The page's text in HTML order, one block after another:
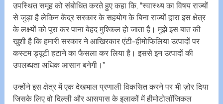
उपस्थित समूह को संबोधित करते हुए कहा कि, “स्वास्थ्य का विषय राज्यों
से जुड़ा है लेकिन केंद्र सरकार के सहयोग के बिना राज्यों द्वारा इस क्षेत्र
के लक्ष्यों को पूरा कर पाना बेहद मुश्किल हो जाता है। मुझे इस बात की
खुशी है कि हमारी सरकार ने आखिरकार एंटी-हीमोफिलिया उत्पादों पर
कस्टम ड्यूटी हटाने का फैसला कर लिया है। इससे इन उत्पादों की
उपलब्धता अधिक आसान बनेगी।”
उन्होंने इस क्षेत्र में एक देखभाल प्रणाली विकसित करने पर भी ज़ोर दिया
जिसके लिए वो दिल्ली और आसपास के इलाकों में हीमोटोलॉजिकल